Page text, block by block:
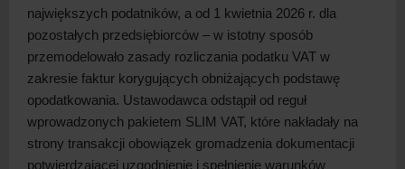
największych podatników, a od 1 kwietnia 2026 r. dla
pozostałych przedsiębiorców – w istotny sposób
przemodelowało zasady rozliczania podatku VAT w
zakresie faktur korygujących obniżających podstawę
opodatkowania. Ustawodawca odstąpił od reguł
wprowadzonych pakietem SLIM VAT, które nakładały na
strony transakcji obowiązek gromadzenia dokumentacji
potwierdzającej uzgodnienie i spełnienie warunków